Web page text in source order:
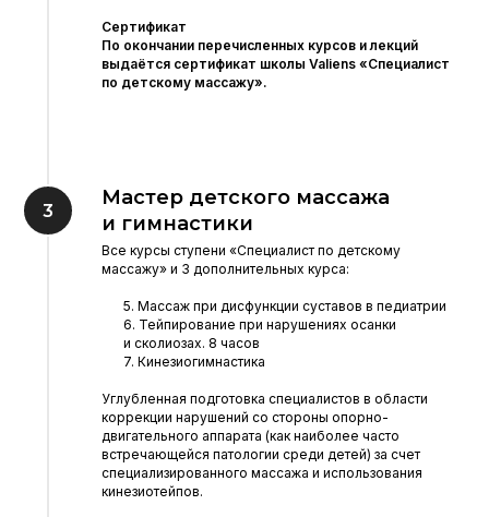
Сертификат
По окончании перечисленных курсов и лекций
выдаётся сертификат школы Valiens «Специалист
по детскому массажу».
Мастер детского массажа
и гимнастики
Все курсы ступени «Специалист по детскому
массажу» и 3 дополнительных курса:
5. Массаж при дисфункции суставов в педиатрии
6. Тейпирование при нарушениях осанки
и сколиозах. 8 часов
7. Кинезиогимнастика
Углубленная подготовка специалистов в области
коррекции нарушений со стороны опорно-
двигательного аппарата (как наиболее часто
встречающейся патологии среди детей) за счет
специализированного массажа и использования
кинезиотейпов.